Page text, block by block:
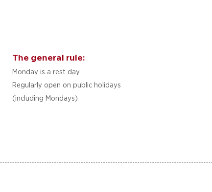
The general rule:
Monday is a rest day
Regularly open on public holidays
(including Mondays)